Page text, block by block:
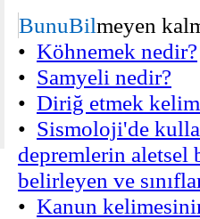
BunuBilmeyen
• Köhnemek nedir?
• Samyeli nedir?
• Diriğ etmek
• Sismoloji'de
depremlerin aletsel
belirleyen ve
• Kanun